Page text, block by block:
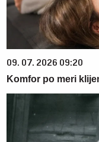
09. 07. 2026 09:20
Komfor po meri